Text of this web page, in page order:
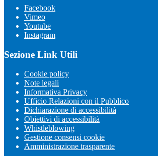
Facebook
Vimeo
Youtube
Instagram
Sezione Link Utili
Cookie policy
Note legali
Informativa Privacy
Ufficio Relazioni con il Pubblico
Dichiarazione di accessibilità
Obiettivi di accessibilità
Whistleblowing
Gestione consensi cookie
Amministrazione trasparente